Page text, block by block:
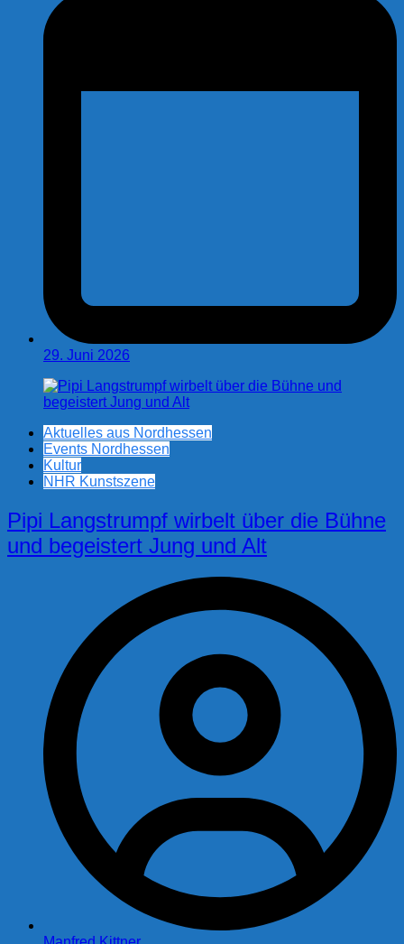
29. Juni 2026
Aktuelles aus Nordhessen
Events Nordhessen
Kultur
NHR Kunstszene
Pipi Langstrumpf wirbelt über die Bühne
und begeistert Jung und Alt